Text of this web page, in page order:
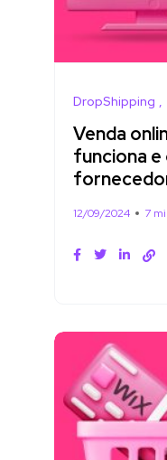
DropShipping
Venda
funciona
12/09/2024 7